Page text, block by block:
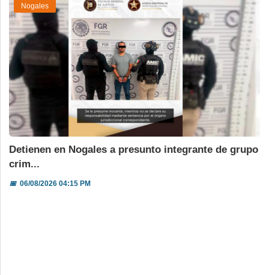
Nogales
Detienen en Nogales a presunto integrante de grupo
crim...
📅06/08/2026 04:15 PM